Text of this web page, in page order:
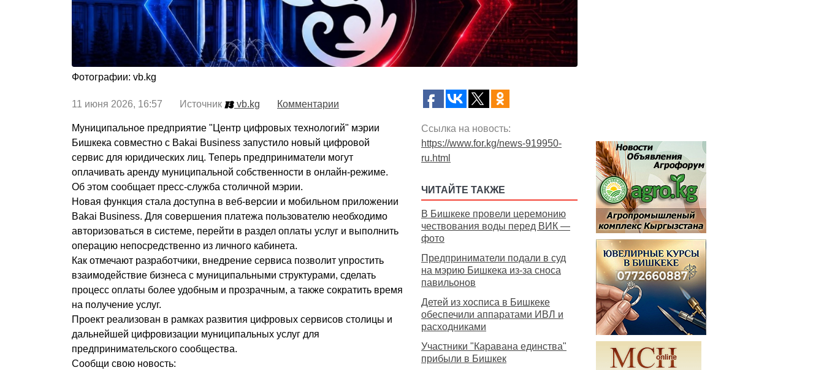
Фотографии: vb.kg
11 июня 2026, 16:57 Источник vb.kg Комментарии
Муниципальное предприятие "Центр цифровых технологий" мэрии
Бишкека совместно с Bakai Business запустило новый цифровой
сервис для юридических лиц. Теперь предприниматели могут
оплачивать аренду муниципальной собственности в онлайн-режиме.
Об этом сообщает пресс-служба столичной мэрии.
Новая функция стала доступна в веб-версии и мобильном приложении
Bakai Business. Для совершения платежа пользователю необходимо
авторизоваться в системе, перейти в раздел оплаты услуг и выполнить
операцию непосредственно из личного кабинета.
Как отмечают разработчики, внедрение сервиса позволит упростить
взаимодействие бизнеса с муниципальными структурами, сделать
процесс оплаты более удобным и прозрачным, а также сократить время
на получение услуг.
Проект реализован в рамках развития цифровых сервисов столицы и
дальнейшей цифровизации муниципальных услуг для
предпринимательского сообщества.
Сообщи свою новость:
Ссылка на новость:
https://www.for.kg/news-919950-
ru.html
ЧИТАЙТЕ ТАКЖЕ
В Бишкеке провели церемонию
чествования воды перед ВИК —
фото
Предприниматели подали в суд
на мэрию Бишкека из-за сноса
павильонов
Детей из хосписа в Бишкеке
обеспечили аппаратами ИВЛ и
расходниками
Участники "Каравана единства"
прибыли в Бишкек